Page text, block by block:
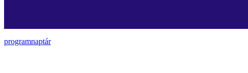
programnaptár